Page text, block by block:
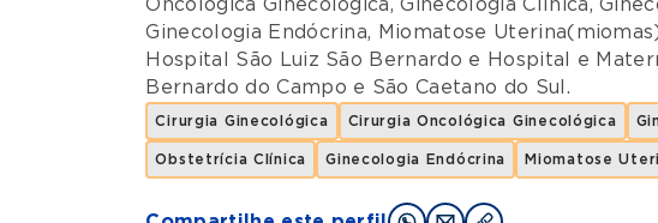
Oncológica Ginecológica,Ginecologia Clínica,
Ginecologia Endócrina, Miomatose
Hospital São Luiz São Bernardo e Hospital e
Bernardo do Campo e São Caetano do Sul .
Cirurgia Ginecológica Cirurgia Oncológica Ginecológica
Obstetrícia Clínica Ginecologia Endócrina Miomatose